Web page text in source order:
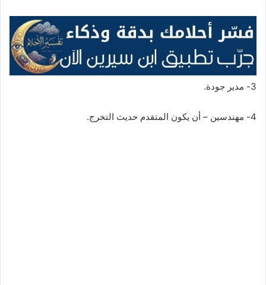
3- مدير جودة.
4- مهندسين – أن يكون المتقدم حديث التخرج.